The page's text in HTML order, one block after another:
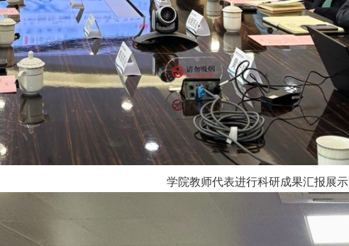
学院教师代表进行科研成果汇报展示